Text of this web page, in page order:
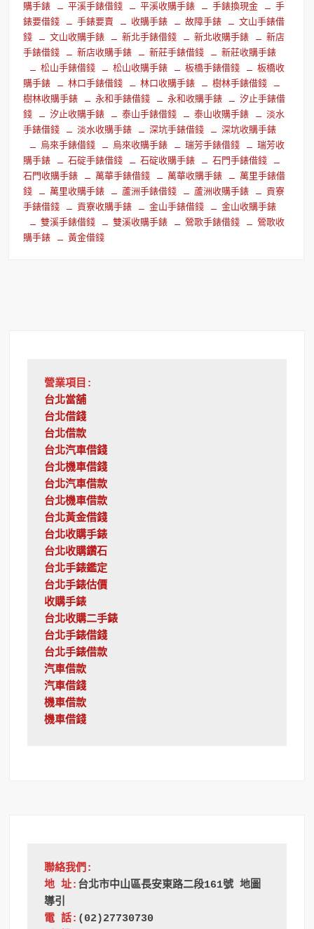
購手錶
平溪手錶借錢 平溪收購手錶 手錶換現金
手
錶要借錢
手錶要賣 收購手錶 故障手錶
文山手錶借
錢
文山收購手錶 新北手錶借錢 新北收購手錶
新店
手錶借錢
新店收購手錶 新莊手錶借錢
新莊收購手錶
松山手錶借錢
松山收購手錶 板橋手錶借錢
板橋收
購手錶
林口手錶借錢 林口收購手錶
樹林手錶借錢
樹林收購手錶
永和手錶借錢 永和收購手錶
汐止手錶借
錢
汐止收購手錶 泰山手錶借錢 泰山收購手錶
淡水
手錶借錢
淡水收購手錶 深坑手錶借錢
深坑收購手錶
烏來手錶借錢
烏來收購手錶 瑞芳手錶借錢
瑞芳收
購手錶
石碇手錶借錢 石碇收購手錶
石門手錶借錢
石門收購手錶
萬華手錶借錢 萬華收購手錶
萬里手錶借
錢
萬里收購手錶 蘆洲手錶借錢 蘆洲收購手錶
貢寮
手錶借錢
貢寮收購手錶 金山手錶借錢
金山收購手錶
雙溪手錶借錢
雙溪收購手錶 鶯歌手錶借錢
鶯歌收
購手錶
黃金借錢
營業項目:
台北當舖
台北借錢
台北借款
台北汽車借錢
台北機車借錢
台北汽車借款
台北機車借款
台北黃金借錢
台北收購手錶
台北收購鑽石
台北手錶鑑定
台北手錶估價
收購手錶
台北收購二手錶
台北手錶借錢
台北手錶借款
汽車借款
汽車借錢
機車借款
機車借錢
聯絡我們:
地 址: 台北市中山區長安東路二段161號 地圖
導引
電 話: (02)27730730